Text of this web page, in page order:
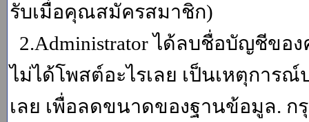
รับเมื่อคุณสมัครสมาชิก)
2.Administrator ได้ลบชื่อบัญชีขอ
ไม่ได้โพสต์อะไรเลย เป็นเหตุการ
เลย เพื่อลดขนาดของฐานข้อมูล.